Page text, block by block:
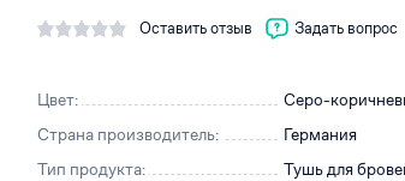
Оставить отзыв Задать вопрос
Цвет:
Серо-
Страна производитель:
Германия
Тип продукта:
Тушь для